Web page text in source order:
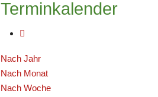
Terminkalender
Nach Jahr
Nach Monat
Nach Woche